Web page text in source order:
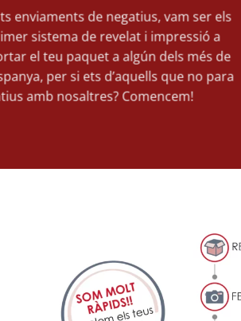
enviaments de negatius, vam ser els
sistema de revelat i impressió a
el teu paquet a algún dels més de
per si ets d’aquells que no para
amb nosaltres? Comencem!